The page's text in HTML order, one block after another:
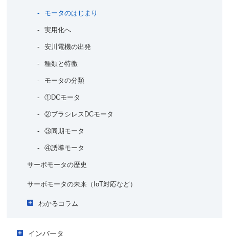
AIでの製品の良否判定の自動化
保全
機器の故障予知診断
機器の故障時の原因復旧究明
工場でのセキュリティ対策はどうなっている？
モータのはじまり
実用化へ
安川電機の出発
種類と特徴
モータの分類
①DCモータ
②ブラシレスDCモータ
③同期モータ
④誘導モータ
サーボモータの歴史
サーボモータの未来（IoT対応など）
わかるコラム
インバータ